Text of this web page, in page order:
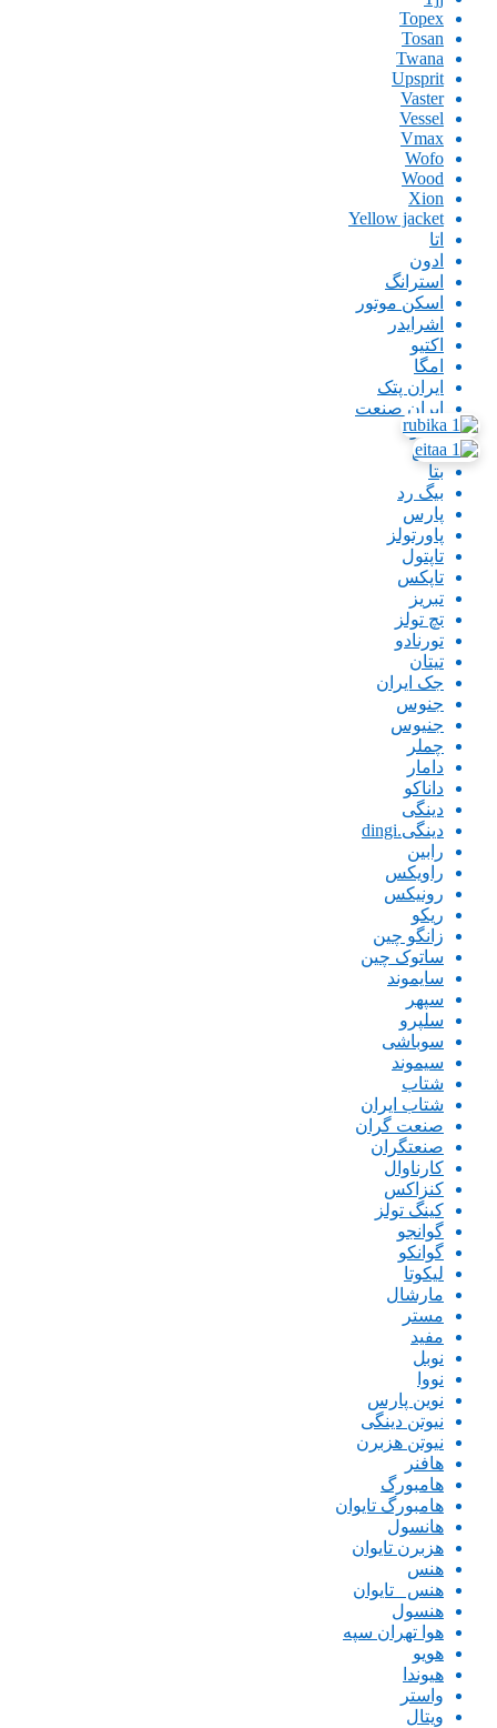
Topex
Tosan
Twana
Upsprit
Vaster
Vessel
Vmax
Wofo
Wood
Xion
Yellow jacket
اتا
ادون
استرانگ
اسکن موتور
اشرایدر
اکتیو
امگا
ایران پتک
ایران صنعت
اینگو
باس
بتا
بیگ رد
پارس
پاورتولز
تاپتول
تاپکس
تبریز
تچ تولز
تورنادو
تیتان
جک ایران
جنوس
جنیوس
چملر
دامار
داناکو
دینگی
دینگی.dingi
رابین
راویکس
رونیکس
ریکو
زانگو چین
ساتوک چین
سایموند
سپهر
سلپرو
سوباشی
سیموند
شتاب
شتاب ایران
صنعت گران
صنعتگران
کارناوال
کنزاکس
کینگ تولز
گوانجو
گوانکو
لیکوتا
مارشال
مستر
مفید
نوبل
نووا
نوین پارس
نیوتن دینگی
نیوتن هزبرن
هافنر
هامبورگ
هامبورگ تایوان
هانسول
هزبرن تایوان
هنس
هنس _تایوان
هنسول
هوا تهران سپه
هویو
هیوندا
واستر
ویتال